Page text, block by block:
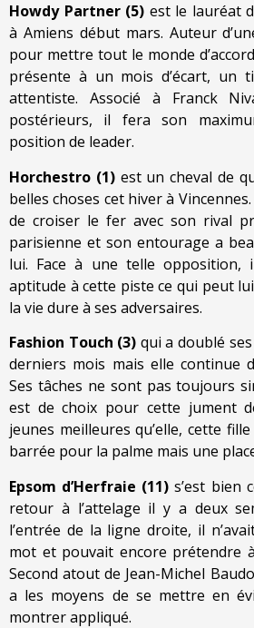
Howdy Partner (5) est le lauréat
à Amiens début mars. Auteur
pour mettre tout le monde
présente à un mois d’écart, un
attentiste. Associé à Franck
postérieurs, il fera son
position de leader.
Horchestro (1) est un cheval de
belles choses cet hiver à
de croiser le fer avec son rival
parisienne et son entourage a
lui. Face à une telle
aptitude à cette piste ce qui peut
la vie dure à ses adversaires.
Fashion Touch (3) qui a doublé
derniers mois mais elle continue
Ses tâches ne sont pas toujours
est de choix pour cette jument
jeunes meilleures qu’elle, cette fille
barrée pour la palme mais une
Epsom d’Herfraie (11)s’est bien
retour à l’attelage il y a deux
l’entrée de la ligne droite, il
mot et pouvait encore prétendre
Second atout de Jean-Michel
a les moyens de se mettre en
montrer appliqué.